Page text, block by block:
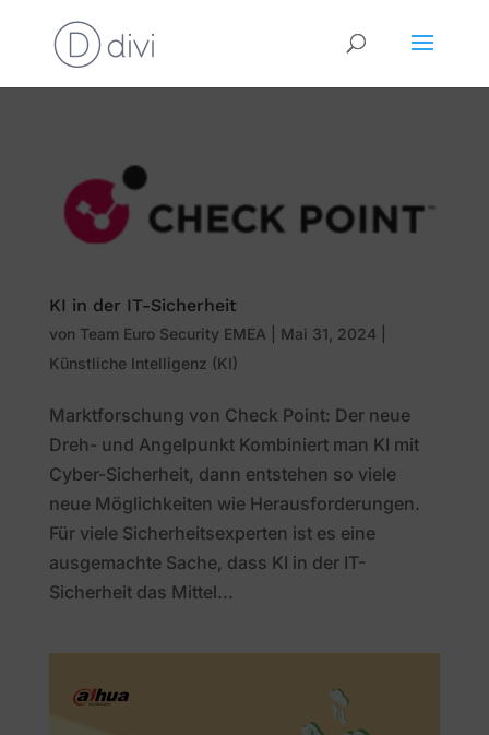
KI in der IT-Sicherheit
von Team Euro Security EMEA Mai 31, 2024
Künstliche Intelligenz (KI)
Marktforschung von Check Point: Der neue
Dreh- und Angelpunkt Kombiniert man KI mit
Cyber-Sicherheit, dann entstehen so viele
neue Möglichkeiten wie Herausforderungen.
Für viele Sicherheitsexperten ist es eine
ausgemachte Sache, dass KI in der IT-
Sicherheit das Mittel...